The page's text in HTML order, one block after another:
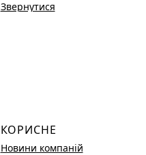
Звернутися
КОРИСНЕ
Новини компаній